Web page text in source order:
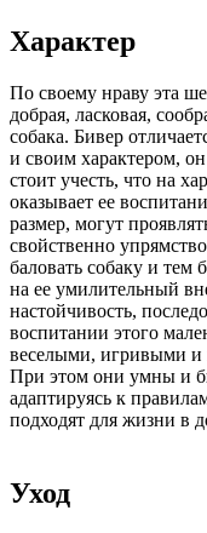
Характер
По своему нраву эта
добрая, ласковая,
собака. Бивер
и своим характером,
стоит учесть, что на
оказывает ее
размер, могут
свойственно
баловать собаку и тем
на ее умилительный
настойчивость,
воспитании этого
веселыми, игривыми
При этом они умны и
адаптируясь к
подходят для жизни в
Уход